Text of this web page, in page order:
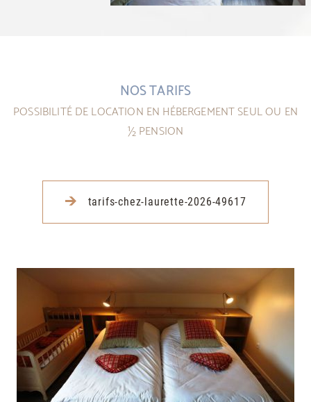
NOS TARIFS
POSSIBILITÉ DE LOCATION EN HÉBERGEMENT SEUL OU EN
½ PENSION
tarifs-chez-laurette-2026-49617